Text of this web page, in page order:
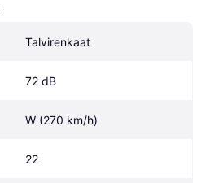
Talvirenkaat
72 dB
W (270 km/h)
22